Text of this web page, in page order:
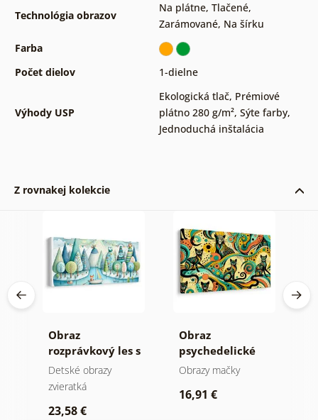
Technológia obrazov
Na plátne, Tlačené,
Zarámované, Na šírku
Farba
Počet dielov
1-dielne
Výhody USP
Ekologická tlač, Prémiové
plátno 280 g/m², Sýte farby,
Jednoduchá inštalácia
Z rovnakej kolekcie
Obraz
rozprávkový les s
líškou a sovami
Detské obrazy
zvieratká
23,58 €
Obraz
psychedelické
mačky
Obrazy mačky
16,91 €